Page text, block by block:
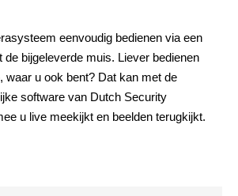
eenvoudig bedienen via een
de bijgeleverde muis. Liever bedienen
waar u ook bent? Dat kan met de
software van Dutch Security
u live meekijkt en beelden terugkijkt.